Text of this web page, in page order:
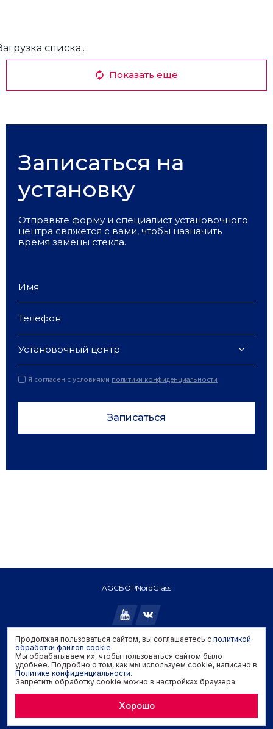
списка..
Показать еще
Записаться на
установку
Отправьте форму и специалист установочного
центра свяжется с вами, чтобы назначить
время замены стекла.
Установочный центр
Я согласен с условиями политики конфиденциальности
Записаться
AGCБОРNordGlass
Copyright © 2026 AGC. All rights reserved.
Политика конфиденциальности
Политика обработки файлов cookie
Задать вопрос производителю
Developed byGenisoft
Продолжая пользоваться сайтом, вы соглашаетесь с политикой
обработки файлов cookie.
Мы обрабатываем их, чтобы пользоваться сайтом было
удобнее. Подробно о том, как мы используем cookie, написано в
Политике конфиденциальности.
Запретить обработку cookie можно в настройках браузера.
Хорошо